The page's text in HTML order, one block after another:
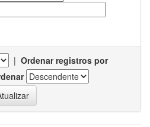
| Ordenar registros por